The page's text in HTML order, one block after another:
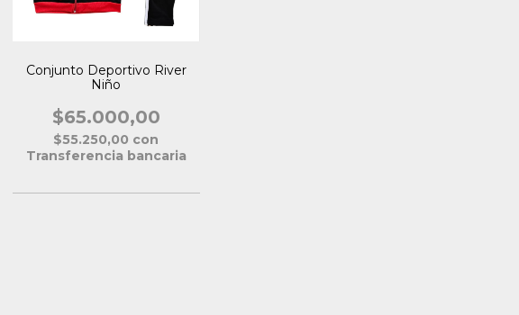
Conjunto Deportivo River
Niño
$65.000,00
$55.250,00 con
Transferencia bancaria